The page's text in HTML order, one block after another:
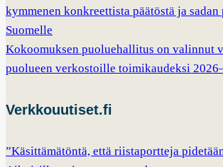
kymmenen konkreettista päätöstä ja
Suomelle
Kokoomuksen puoluehallitus on valinnut
puolueen verkostoille toimikaudeksi
Verkkouutiset.fi
”Käsittämätöntä, että riistaportteja